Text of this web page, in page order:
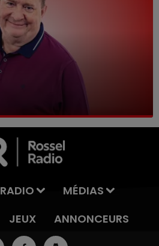
RADIO
MÉDIAS
JEUX ANNONCEURS